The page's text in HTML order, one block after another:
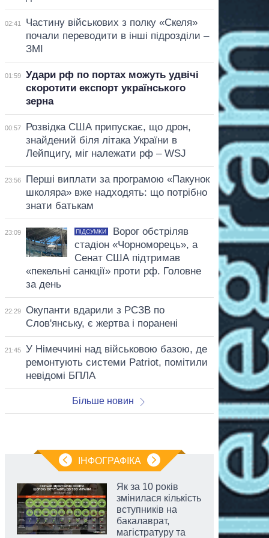
02:41
Частину військових з полку «Скеля»
почали переводити в інші підрозділи –
ЗМІ
01:59
Удари рф по портах можуть удвічі
скоротити експорт українського
зерна
00:57
Розвідка США припускає, що дрон,
знайдений біля літака України в
Лейпцигу, міг належати рф – WSJ
23:56
Перші виплати за програмою «Пакунок
школяра» вже надходять: що потрібно
знати батькам
23:09 ПІДСУМКИ
Ворог обстріляв
стадіон «Чорноморець», а
Сенат США підтримав
«пекельні санкції» проти рф. Головне
за день
22:29
Окупанти вдарили з РСЗВ по
Слов'янську, є жертва і поранені
21:45
У Німеччині над військовою базою, де
ремонтують системи Patriot, помітили
невідомі БПЛА
Більше новин
ІНФОГРАФІКА
Як за 10 років
змінилася кількість
вступників на
бакалаврат,
магістратуру та